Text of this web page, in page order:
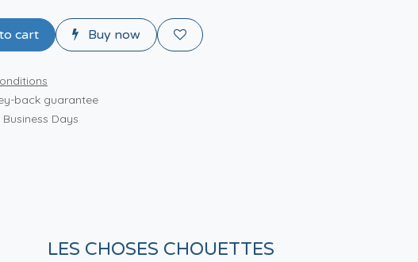
cart Buy now
back guarantee
Days
LES CHOSES CHOUETTES